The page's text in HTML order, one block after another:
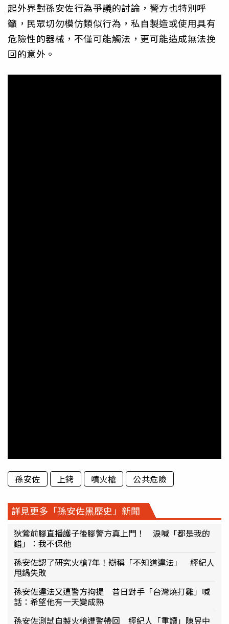
起外界對孫安佐行為爭議的討論，警方也特別呼
籲，民眾切勿模仿類似行為，私自製造或使用具有
危險性的器械，不僅可能觸法，更可能造成無法挽
回的意外。
孫安佐 上銬 噴火槍 公共危險
詳見更多「孫安佐黑歷史」新聞
狄鶯前腳直播護子後腳警方真上門！ 淚喊「都是我的
錯」：我不保他
孫安佐認了研究火槍7年！辯稱「不知道違法」 經紀人
甩鍋失敗
孫安佐違法又遭警方拘提 昔日對手「台灣燒打雞」喊
話：希望他有一天變成熟
孫安佐測試自製火槍遭警帶回 經紀人「重讀」陳昱中